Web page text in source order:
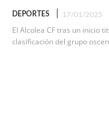
DEPORTES 17/01/2025
El Alcolea CF tras un inicio
clasificación del grupo